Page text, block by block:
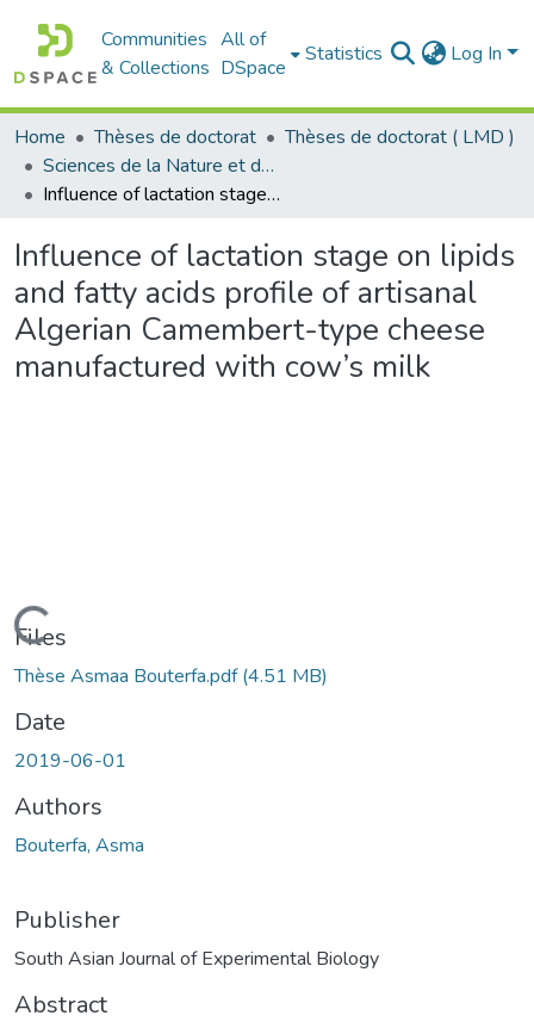
Communities
& Collections
All of
DSpace
Statistics Log In
Home Thèses de doctorat
Thèses de doctorat ( LMD )
Sciences de la Nature et de la Vie - علوم الطبيعة و الحياة
Influence of lactation stage on lipids and fatty acids profile of artisanal Algerian Camembert-type cheese manufactured with cow’s milk
Influence of lactation stage on lipids
and fatty acids profile of artisanal
Algerian Camembert-type cheese
manufactured with cow’s milk
Files
Thèse Asmaa Bouterfa.pdf(4.51 MB)
Date
2019-06-01
Authors
Bouterfa, Asma
Publisher
South Asian Journal of Experimental Biology
Abstract